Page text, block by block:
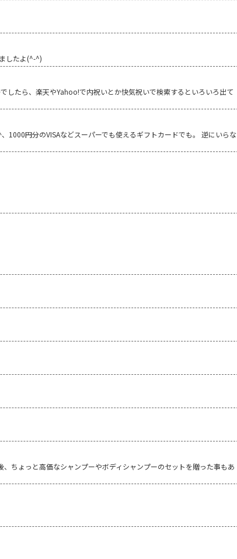
したよ(^-^)
たら、楽天やYahoo!で内祝いとか快気祝いで検索するといろいろ出て
1000円分のVISAなどスーパーでも使えるギフトカードでも。 逆にいらな
ちょっと高価なシャンプーやボディシャンプーのセットを贈った事もあ